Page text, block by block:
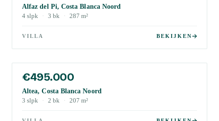
Alfaz del Pi, Costa Blanca Noord
4 slpk · 3 bk · 287 m²
VILLA BEKIJKEN
€495.000
Altea, Costa Blanca Noord
3 slpk · 2 bk · 207 m²